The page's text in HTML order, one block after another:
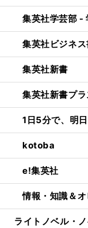
集英社学芸部 -
集英社ビジネス
集英社新書
集英社新書プ
1日5分で、明
kotoba
e!集英社
情報・知識＆
ライトノベル・